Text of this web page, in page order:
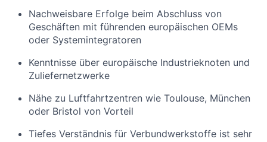
Nachweisbare Erfolge beim Abschluss von
Geschäften mit führenden europäischen OEMs
oder Systemintegratoren
Kenntnisse über europäische Industrieknoten und
Zuliefernetzwerke
Nähe zu Luftfahrtzentren wie Toulouse, München
oder Bristol von Vorteil
Tiefes Verständnis für Verbundwerkstoffe ist sehr